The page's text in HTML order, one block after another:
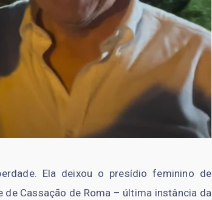
Ela deixou o presídio feminino de
Cassação de Roma – última instância da